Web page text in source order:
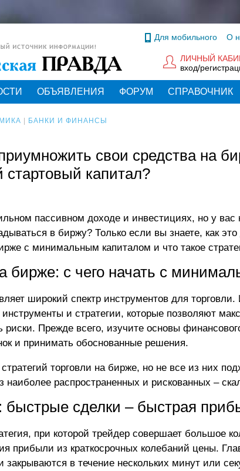
Для мобильного О
ЛИЧНЫЙ
вход/
ОБЪЯВЛЕНИЯ ФОРУМ СПРАВОЧНИК
БАНКИ И ФИНАНСЫ
свои средства на
капитал?
пассивном доходе и инвестициях, но у
в биржу? Только если вы знаете, как
с минимальным капиталом и что такое
бирже: с чего начать с
широкий спектр инструментов для
и стратегии, которые позволяют
риски. Прежде всего, изучите основы
и принимать обоснованные решения.
торговли на бирже, но не все из них
наиболее распространенных и рискованных –
быстрые сделки – быстрая
при которой трейдер совершает большое
прибыли из краткосрочных колебаний цены.
закрываются в течение нескольких минут или